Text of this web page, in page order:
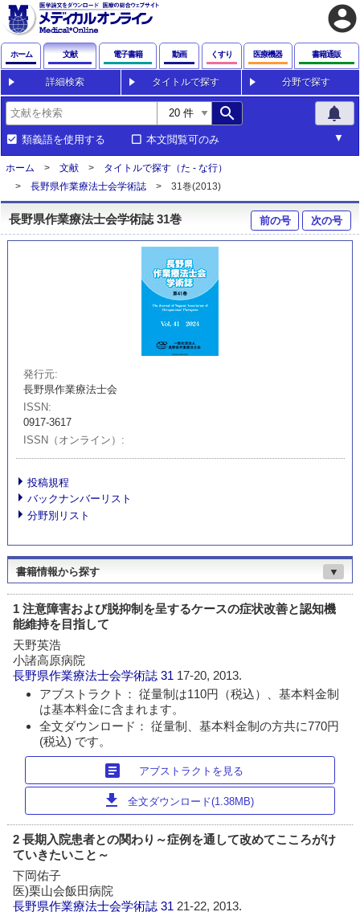
account_circle
ホーム 文献 電子書籍 動画 くすり 医療機器 書籍通販
詳細検索 タイトルで探す 分野で探す
search notifications
類義語を使用する 本文閲覧可のみ
ホーム 文献
タイトルで探す（た - な行）
長野県作業療法士会学術誌
31巻(2013)
長野県作業療法士会学術誌 31巻 前の号 次の号
発行元
長野県作業療法士会
ISSN
0917-3617
ISSN（オンライン）
投稿規程
バックナンバーリスト
分野別リスト
書籍情報から探す ▼
1 注意障害および脱抑制を呈するケースの症状改善と認知機
能維持を目指して
天野英浩
小諸高原病院
長野県作業療法士会学術誌 31 17-20, 2013.
アブストラクト： 従量制は110円（税込）、基本料金制
は基本料金に含まれます。
全文ダウンロード： 従量制、基本料金制の方共に770円
(税込) です。
article アブストラクトを見る
download 全文ダウンロード(1.38MB)
2 長期入院患者との関わり～症例を通して改めてこころがけ
ていきたいこと～
下岡佑子
医)栗山会飯田病院
長野県作業療法士会学術誌 31 21-22, 2013.